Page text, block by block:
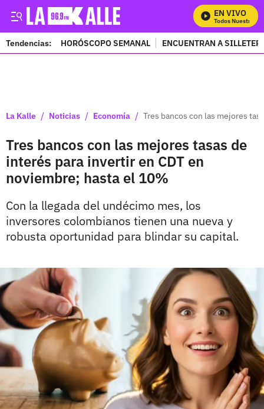
EN VIVO
Mira Todos Nuestros
Tendencias: HORÓSCOPO SEMANAL ENCUENTRAN A
La Kalle / Noticias / Economía / Tres bancos con las mejores
Tres bancos con las mejores tasas de
interés para invertir en CDT en
noviembre; hasta el 10%
Con la llegada del undécimo mes, los
inversores colombianos tienen una nueva y
robusta oportunidad para blindar su capital.